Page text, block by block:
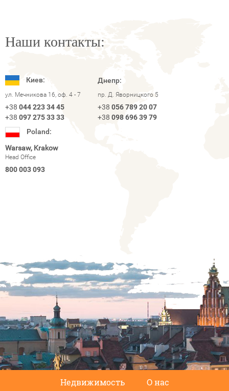
Наши контакты:
Киев:
ул. Мечникова 16, оф. 4 - 7
+38 044 223 34 45
+38 097 275 33 33
Днепр:
пр. Д. Яворницкого 5
+38 056 789 20 07
+38 098 696 39 79
Poland:
Warsaw, Krakow
Head Office
800 003 093
Недвижимость О нас